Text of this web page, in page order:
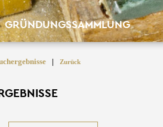
GRÜNDUNGSSAMMLUNG
| Zurück